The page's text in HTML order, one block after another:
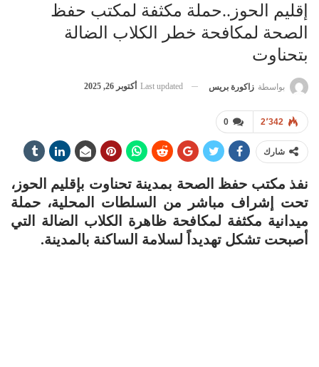
إقليم الحوز..حملة مكثفة لمكتب حفظ
الصحة لمكافحة خطر الكلاب الضالة
بتحناوت
بواسطة زاكورة بريس Last updated أكتوبر 26, 2025
0 2٬342
شارك
نفذ مكتب حفظ الصحة بمدينة تحناوت بإقليم الحوز،
تحت إشراف مباشر من السلطات المحلية، حملة
ميدانية مكثفة لمكافحة ظاهرة الكلاب الضالة التي
أصبحت تشكل تهديداً لسلامة الساكنة بالمدينة.